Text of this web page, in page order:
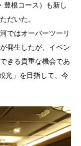
豊根コース）も新し
だいた。
ではオーバーツーリ
発生したが、イベン
きる貴重な機会であ
光」を目指して、今